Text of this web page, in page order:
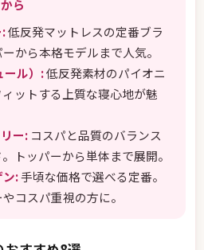
ら
低反発マットレスの定番ブラ
から本格モデルまで人気。
ール）:低反発素材のパイオニ
ットする上質な寝心地が魅
ー: コスパと品質のバランス
トッパーから単体まで展開。
ン:手頃な価格で選べる定番。
コスパ重視の方に。